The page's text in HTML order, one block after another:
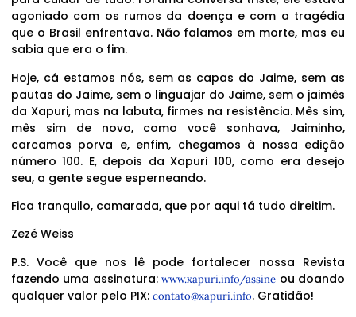
agoniado com os rumos da doença e com a tragédia
que o Brasil enfrentava. Não falamos em morte, mas eu
sabia que era o fim.
Hoje, cá estamos nós, sem as capas do Jaime, sem as
pautas do Jaime, sem o linguajar do Jaime, sem o jaimês
da Xapuri, mas na labuta, firmes na resistência. Mês sim,
mês sim de novo, como você sonhava, Jaiminho,
carcamos porva e, enfim, chegamos à nossa edição
número 100. E, depois da Xapuri 100, como era desejo
seu, a gente segue esperneando.
Fica tranquilo, camarada, que por aqui tá tudo direitim.
Zezé Weiss
P.S. Você que nos lê pode fortalecer nossa Revista
fazendo uma assinatura:www.xapuri.info/assine ou doando
qualquer valor pelo PIX: contato@xapuri.info. Gratidão!